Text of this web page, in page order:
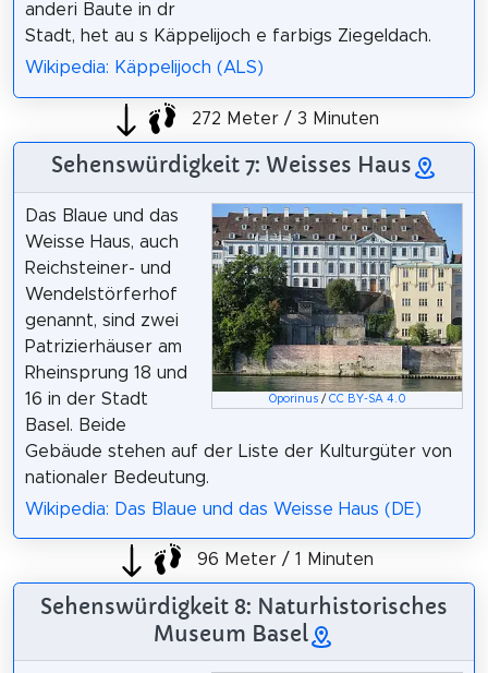
anderi Baute in dr
Stadt, het au s Käppelijoch e farbigs Ziegeldach.
Wikipedia: Käppelijoch (ALS)
272 Meter / 3 Minuten
Sehenswürdigkeit 7: Weisses Haus
Oporinus/ CC BY-SA 4.0
Das Blaue und das
Weisse Haus, auch
Reichsteiner- und
Wendelstörferhof
genannt, sind zwei
Patrizierhäuser am
Rheinsprung 18 und
16 in der Stadt
Basel. Beide
Gebäude stehen auf der Liste der Kulturgüter von
nationaler Bedeutung.
Wikipedia: Das Blaue und das Weisse Haus (DE)
96 Meter / 1 Minuten
Sehenswürdigkeit 8: Naturhistorisches
Museum Basel